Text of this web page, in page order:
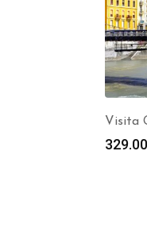
Visita
329.00